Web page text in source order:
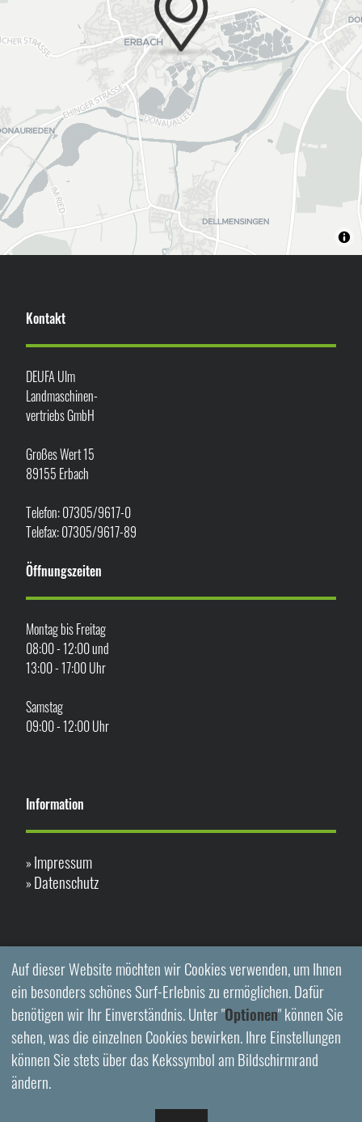
Kontakt
DEUFA Ulm
Landmaschinen-
vertriebs GmbH
Großes Wert 15
89155 Erbach
Telefon: 07305/9617-0
Telefax: 07305/9617-89
Öffnungszeiten
Montag bis Freitag
08:00 - 12:00 und
13:00 - 17:00 Uhr
Samstag
09:00 - 12:00 Uhr
Information
» Impressum
» Datenschutz
Auf dieser Website möchten wir Cookies verwenden, um Ihnen
ein besonders schönes Surf-Erlebnis zu ermöglichen. Dafür
benötigen wir Ihr Einverständnis. Unter "Optionen" können Sie
sehen, was die einzelnen Cookies bewirken. Ihre Einstellungen
können Sie stets über das Kekssymbol am Bildschirmrand
ändern.